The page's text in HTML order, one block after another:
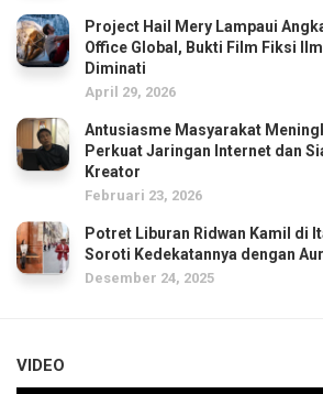
Project Hail Mery Lampaui
Office Global, Bukti Film Fiksi
Diminati
April 29, 2026
Antusiasme Masyarakat
Perkuat Jaringan Internet dan
Kreator
Februari 23, 2026
Potret Liburan Ridwan Kamil di
Soroti Kedekatannya dengan
Desember 24, 2025
VIDEO